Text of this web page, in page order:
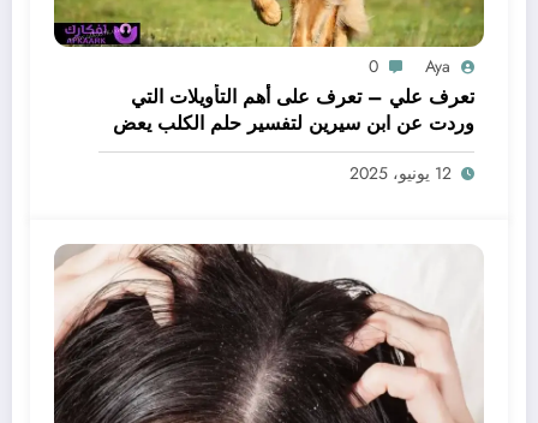
Aya
0
تعرف علي – تعرف على أهم التأويلات التي
وردت عن ابن سيرين لتفسير حلم الكلب يعض
يدي – بالتفصيل
12 يونيو، 2025